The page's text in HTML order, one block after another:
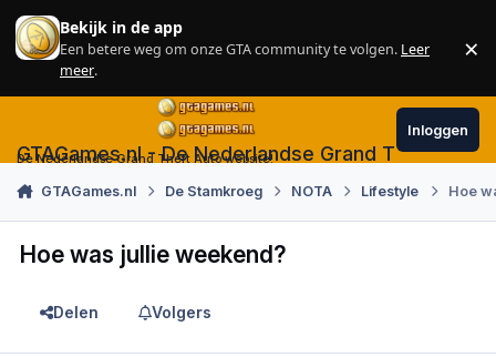
Skip to content
Bekijk in de app
Een betere weg om onze GTA community te volgen. Leer
meer.
×
GTAGames.nl - De Nederlandse Grand Theft Auto
De Nederlandse Grand Theft Auto website!
Inloggen
GTAGames.nl De Stamkroeg NOTA Lifestyle Hoe
Hoe was jullie weekend?
Delen Volgers